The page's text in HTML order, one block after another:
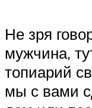
Не зря
мужчина,
топиарий
мы с вами